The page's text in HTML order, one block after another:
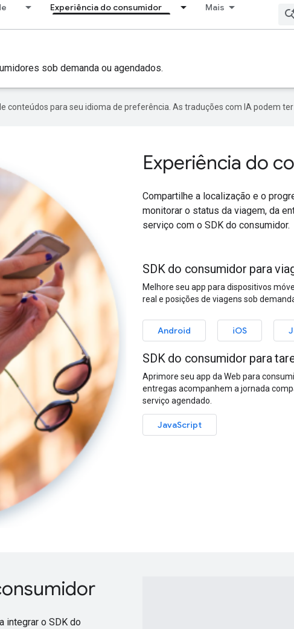
Experiência do consumidor Mais
sob demanda ou agendados.
conteúdos para seu idioma de preferência. As traduções com IA podem ter
Experiência do
Compartilhe a localização e o
monitorar o status da viagem, da
serviço com o SDK do consumidor.
SDK do consumidor para
Melhore seu app para dispositivos
real e posições de viagens sob
Android iOS
SDK do consumidor para
Aprimore seu app da Web para
entregas acompanhem a jornada
serviço agendado.
JavaScript
integrar o SDK do